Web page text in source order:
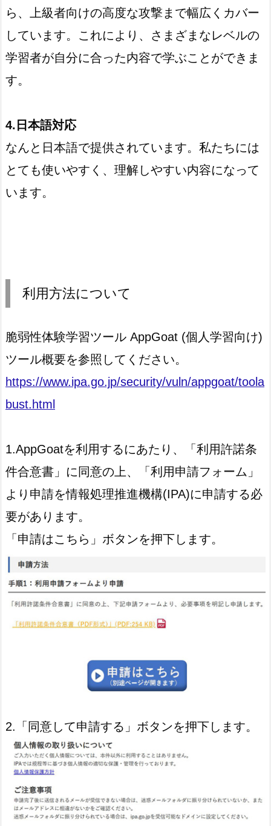
ら、上級者向けの高度な攻撃まで幅広くカバー
しています。これにより、さまざまなレベルの
学習者が自分に合った内容で学ぶことができま
す。
4.日本語対応
なんと日本語で提供されています。私たちには
とても使いやすく、理解しやすい内容になって
います。
利用方法について
脆弱性体験学習ツール AppGoat (個人学習向け)
ツール概要を参照してください。
https://www.ipa.go.jp/security/vuln/appgoat/toola
bust.html
1.AppGoatを利用するにあたり、「利用許諾条
件合意書」に同意の上、「利用申請フォーム」
より申請を情報処理推進機構(IPA)に申請する必
要があります。
「申請はこちら」ボタンを押下します。
2.「同意して申請する」ボタンを押下します。